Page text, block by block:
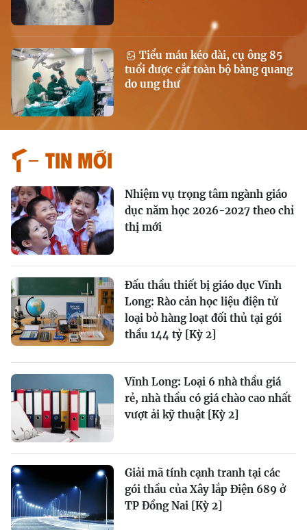
Tiểu máu kéo dài, cụ ông 85
tuổi được cắt toàn bộ bàng quang
do ung thư
Tin mới
Nhiệm vụ trọng tâm ngành giáo
dục năm học 2026-2027 theo chỉ
thị mới
Đấu thầu thiết bị giáo dục Vĩnh
Long: Rào cản học liệu điện tử
loại bỏ hàng loạt đối thủ tại gói
thầu 144 tỷ [Kỳ 2]
Vĩnh Long: Loại 6 nhà thầu giá
rẻ, nhà thầu có giá chào cao nhất
vượt ải kỹ thuật [Kỳ 2]
Giải mã tính cạnh tranh tại các
gói thầu của Xây lắp Điện 689 ở
TP Đồng Nai [Kỳ 2]